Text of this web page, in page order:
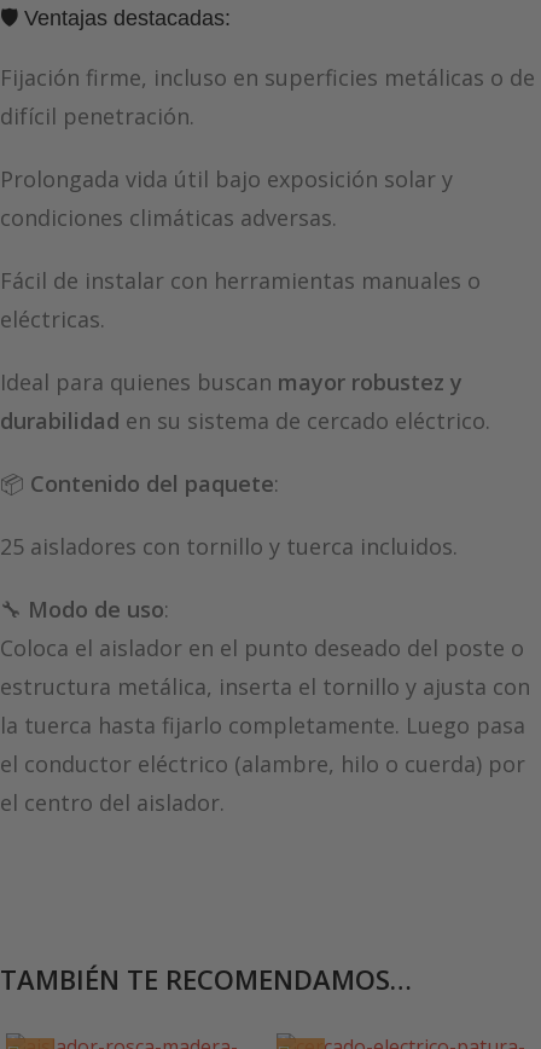
🛡️ Ventajas destacadas:
Fijación firme, incluso en superficies metálicas o de
difícil penetración.
Prolongada vida útil bajo exposición solar y
condiciones climáticas adversas.
Fácil de instalar con herramientas manuales o
eléctricas.
Ideal para quienes buscan mayor robustez y
durabilidad en su sistema de cercado eléctrico.
📦 Contenido del paquete:
25 aisladores con tornillo y tuerca incluidos.
🔧 Modo de uso:
Coloca el aislador en el punto deseado del poste o
estructura metálica, inserta el tornillo y ajusta con
la tuerca hasta fijarlo completamente. Luego pasa
el conductor eléctrico (alambre, hilo o cuerda) por
el centro del aislador.
TAMBIÉN TE RECOMENDAMOS…